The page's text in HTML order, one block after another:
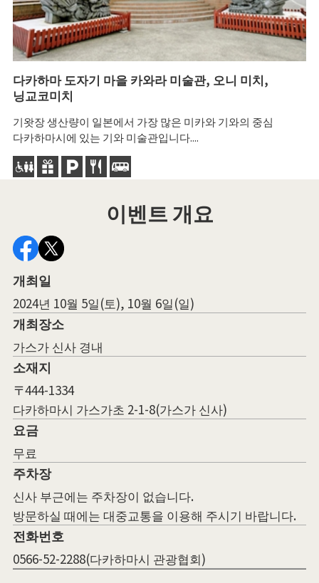
다카하마 도자기 마을 카와라 미술관, 오니 미치,
닝교코미치
기왓장 생산량이 일본에서 가장 많은 미카와 기와의 중심
다카하마시에 있는 기와 미술관입니다....
이벤트 개요
개최일
2024년 10월 5일(토), 10월 6일(일)
개최장소
가스가 신사 경내
소재지
〒444-1334
다카하마시 가스가초 2-1-8(가스가 신사)
요금
무료
주차장
신사 부근에는 주차장이 없습니다.
방문하실 때에는 대중교통을 이용해 주시기 바랍니다.
전화번호
0566-52-2288(다카하마시 관광협회)